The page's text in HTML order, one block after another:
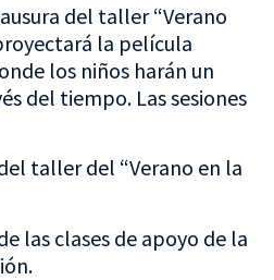
del taller “Verano
la película
los niños harán un
del tiempo. Las sesiones
taller del “Verano en la
las clases de apoyo de la